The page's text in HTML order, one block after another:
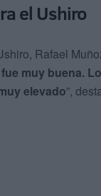
el Ushiro
Rafael
muy buena.
elevado”,